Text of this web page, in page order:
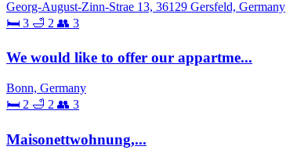
Georg-August-Zinn-Strae 13, 36129 Gersfeld, Germany
🛏 3 🛁 2 👥 3
We would like to offer our appartme...
Bonn, Germany
🛏 2 🛁 2 👥 3
Maisonettwohnung,...